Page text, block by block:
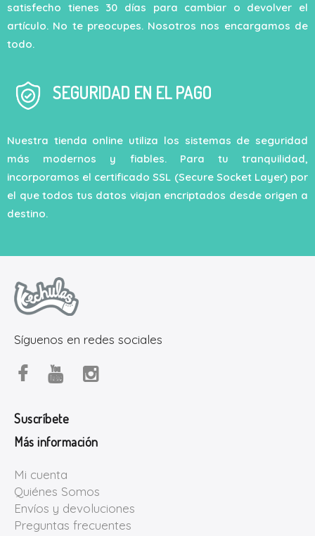
satisfecho tienes 30 días para cambiar o devolver el
artículo. No te preocupes. Nosotros nos encargamos de
todo.
SEGURIDAD EN EL PAGO
Nuestra tienda online utiliza los sistemas de seguridad
más modernos y fiables. Para tu tranquilidad,
incorporamos el certificado SSL (Secure Socket Layer) por
el que todos tus datos viajan encriptados desde origen a
destino.
Síguenos en redes sociales
Suscríbete
Más información
Mi cuenta
Quiénes Somos
Envíos y devoluciones
Preguntas frecuentes